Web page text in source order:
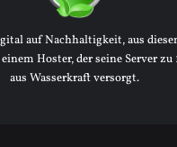
auf Nachhaltigkeit, aus
Hoster, der seine Server
aus Wasserkraft versorgt.